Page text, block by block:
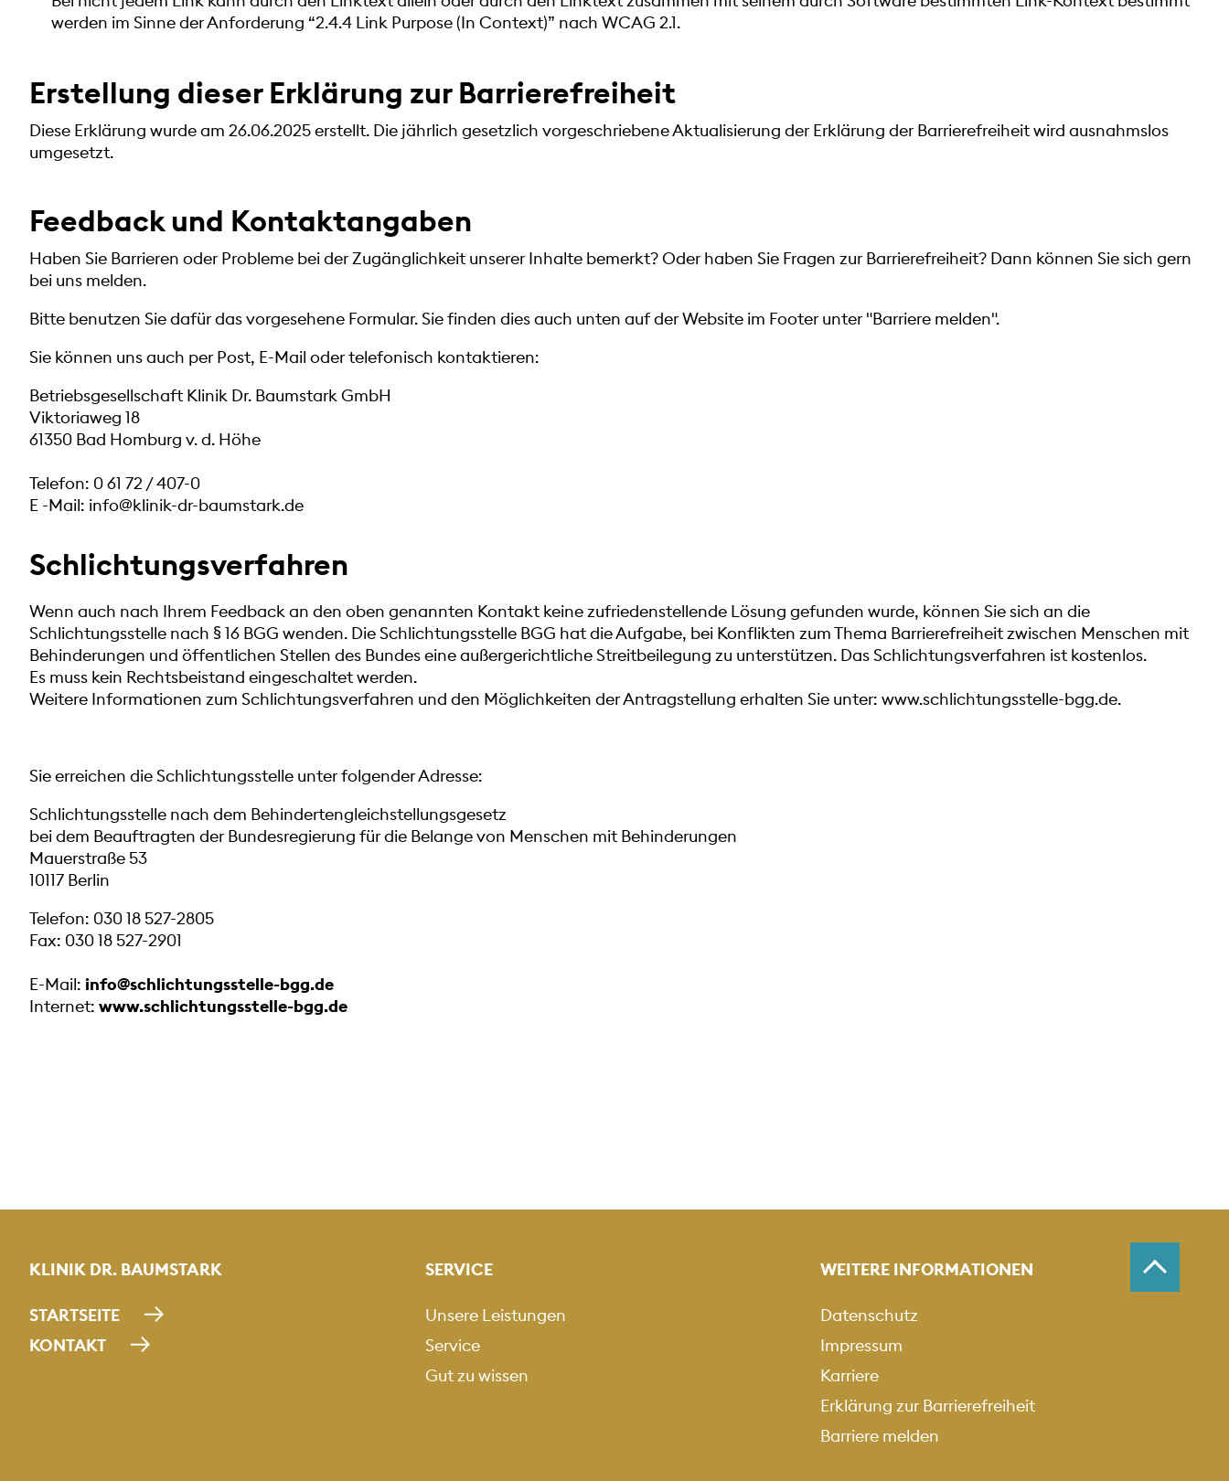
werden im Sinne der Anforderung “2.4.4 Link Purpose (In Context)” nach WCAG 2.1.
Erstellung dieser Erklärung zur Barrierefreiheit
Diese Erklärung wurde am 26.06.2025 erstellt. Die jährlich gesetzlich vorgeschriebene Aktualisierung der Erklärung der Barrierefreiheit wird ausnahmslos
umgesetzt.
Feedback und Kontaktangaben
Haben Sie Barrieren oder Probleme bei der Zugänglichkeit unserer Inhalte bemerkt? Oder haben Sie Fragen zur Barrierefreiheit? Dann können Sie sich gern
bei uns melden.
Bitte benutzen Sie dafür das vorgesehene Formular. Sie finden dies auch unten auf der Website im Footer unter "Barriere melden".
Sie können uns auch per Post, E-Mail oder telefonisch kontaktieren:
Betriebsgesellschaft Klinik Dr. Baumstark GmbH
Viktoriaweg 18
61350 Bad Homburg v. d. Höhe
Telefon: 0 61 72 / 407-0
E -Mail: info@klinik-dr-baumstark.de
Schlichtungsverfahren
Wenn auch nach Ihrem Feedback an den oben genannten Kontakt keine zufriedenstellende Lösung gefunden wurde, können Sie sich an die
Schlichtungsstelle nach § 16 BGG wenden. Die Schlichtungsstelle BGG hat die Aufgabe, bei Konflikten zum Thema Barrierefreiheit zwischen Menschen mit
Behinderungen und öffentlichen Stellen des Bundes eine außergerichtliche Streitbeilegung zu unterstützen. Das Schlichtungsverfahren ist kostenlos.
Es muss kein Rechtsbeistand eingeschaltet werden.
Weitere Informationen zum Schlichtungsverfahren und den Möglichkeiten der Antragstellung erhalten Sie unter: www.schlichtungsstelle-bgg.de.
Sie erreichen die Schlichtungsstelle unter folgender Adresse:
Schlichtungsstelle nach dem Behindertengleichstellungsgesetz
bei dem Beauftragten der Bundesregierung für die Belange von Menschen mit Behinderungen
Mauerstraße 53
10117 Berlin
Telefon: 030 18 527-2805
Fax: 030 18 527-2901
E-Mail: info@schlichtungsstelle-bgg.de
Internet: www.schlichtungsstelle-bgg.de
KLINIK DR. BAUMSTARK
STARTSEITE
KONTAKT
SERVICE
Unsere Leistungen
Service
Gut zu wissen
WEITERE INFORMATIONEN
Datenschutz
Impressum
Karriere
Erklärung zur Barrierefreiheit
Barriere melden